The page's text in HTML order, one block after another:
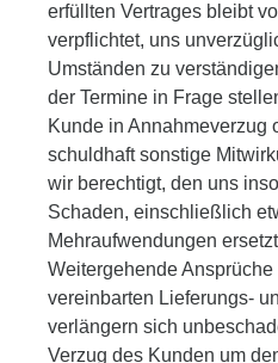
erfüllten Vertrages bleibt
verpflichtet, uns
Umständen zu
der Termine in Frage
Kunde in Annahmeverzug
schuldhaft sonstige
wir berechtigt, den uns
Schaden, einschließlich
Mehraufwendungen
Weitergehende
vereinbarten Lieferungs-
verlängern sich
Verzug des Kunden um